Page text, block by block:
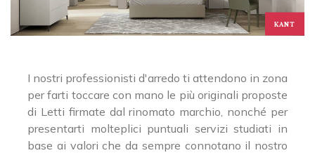
KANT
I nostri professionisti d'arredo ti attendono in zona
per farti toccare con mano le più originali proposte
di Letti firmate dal rinomato marchio, nonché per
presentarti molteplici puntuali servizi studiati in
base ai valori che da sempre connotano il nostro